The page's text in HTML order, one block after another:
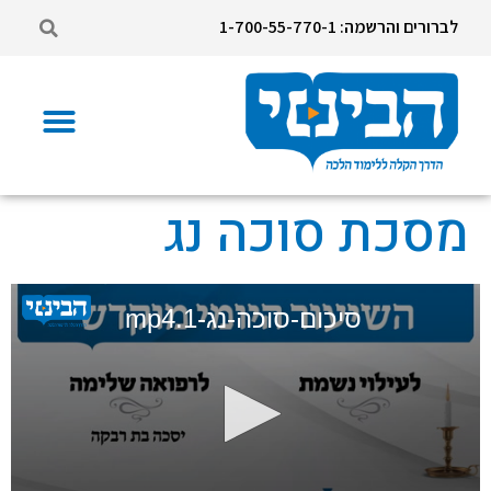
לברורים והרשמה: 1-700-55-770-1
מסכת סוכה נג
סיכום-סוכה-נג-1.mp4